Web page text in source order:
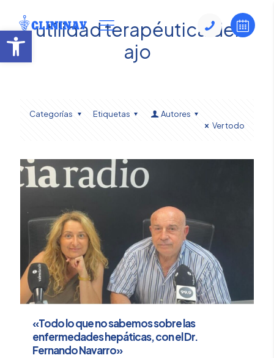
Abrir barra de herramientas
utilidad terapéutica del
ajo
Categorías Etiquetas
Autores
Ver todo
«Todo lo que no sabemos sobre las
enfermedades hepáticas, con el Dr.
Fernando Navarro»